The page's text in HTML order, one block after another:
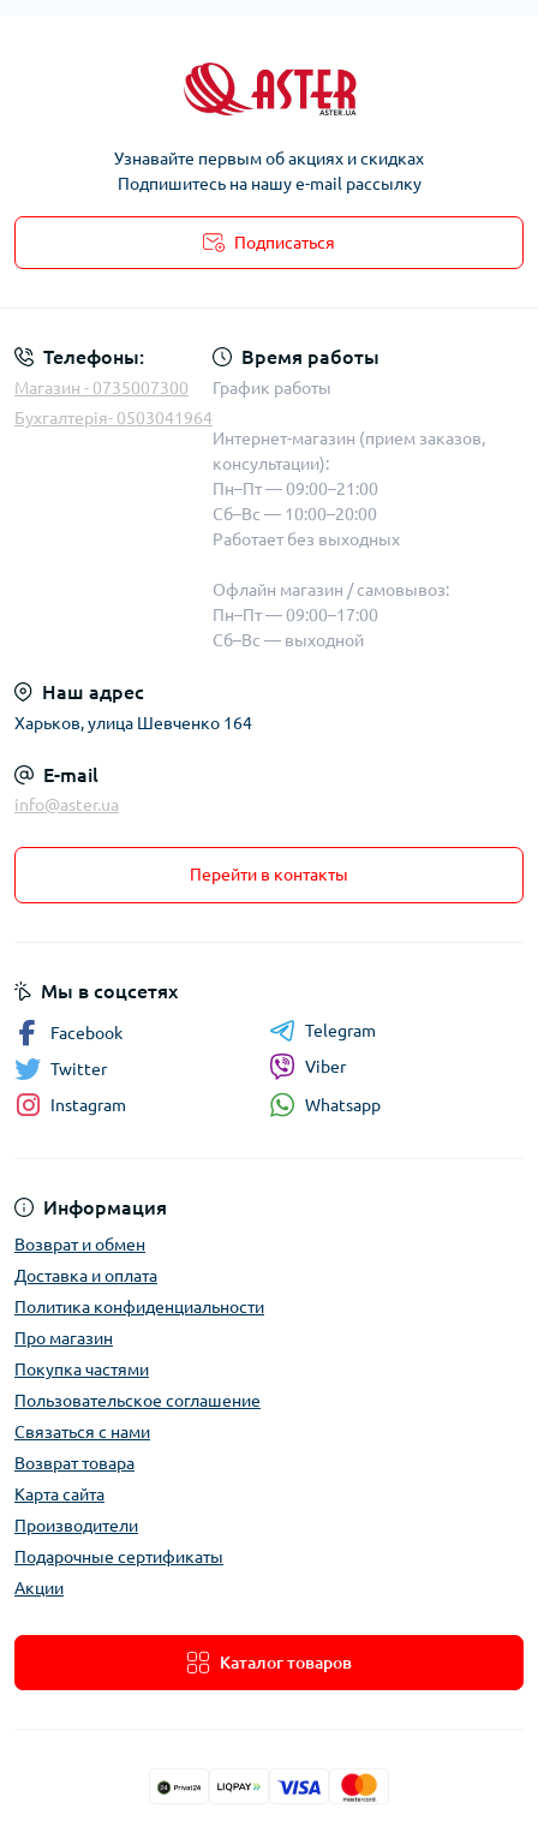
Узнавайте первым об акциях и скидках
Подпишитесь на нашу e-mail рассылку
Подписаться
Телефоны:
Магазин - 0735007300
Бухгалтерія- 0503041964
Время работы
График работы
Интернет-магазин (прием заказов,
консультации):
Пн–Пт — 09:00–21:00
Сб–Вс — 10:00–20:00
Работает без выходных
Офлайн магазин / самовывоз:
Пн–Пт — 09:00–17:00
Сб–Вс — выходной
Наш адрес
Харьков, улица Шевченко 164
E-mail
info@aster.ua
Перейти в контакты
Информация
Возврат и обмен
Доставка и оплата
Политика конфиденциальности
Про магазин
Покупка частями
Пользовательское соглашение
Связаться с нами
Возврат товара
Карта сайта
Производители
Подарочные сертификаты
Акции
Каталог товаров
Мы в соцсетях
Facebook
Twitter
Instagram
Telegram
Viber
Whatsapp